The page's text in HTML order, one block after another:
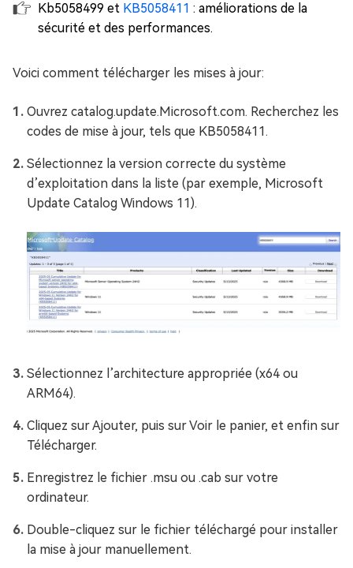
Kb5058499 et KB5058411 : améliorations de la
sécurité et des performances.
Voici comment télécharger les mises à jour:
Ouvrez catalog.update.Microsoft.com. Recherchez les
codes de mise à jour, tels que KB5058411.
Sélectionnez la version correcte du système
d’exploitation dans la liste (par exemple, Microsoft
Update Catalog Windows 11).
Sélectionnez l’architecture appropriée (x64 ou
ARM64).
Cliquez sur Ajouter, puis sur Voir le panier, et enfin sur
Télécharger.
Enregistrez le fichier .msu ou .cab sur votre
ordinateur.
Double-cliquez sur le fichier téléchargé pour installer
la mise à jour manuellement.